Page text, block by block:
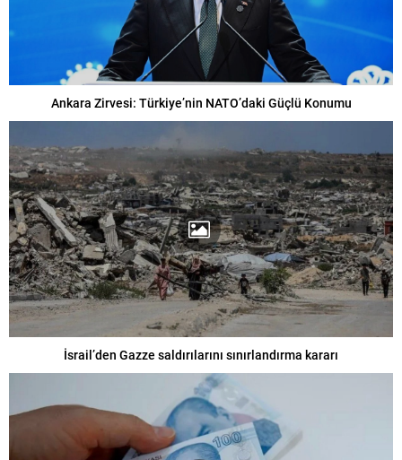
Ankara Zirvesi: Türkiye’nin NATO’daki Güçlü Konumu
İsrail’den Gazze saldırılarını sınırlandırma kararı